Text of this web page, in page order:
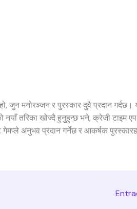
जुन मनोरञ्जन र पुरस्कार दुवै प्रदान गर्दछ।
नयाँ तरिका खोज्दै हुनुहुन्छ भने, क्रेजी टाइम
अनुभव प्रदान गर्नेछ र आकर्षक